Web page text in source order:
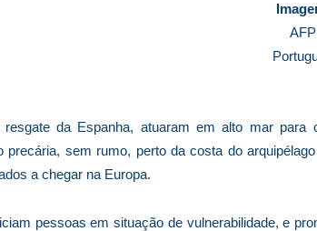
AFP
resgate da Espanha, atuaram em alto mar
precária, sem rumo, perto da costa do
a chegar na Europa.
pessoas em situação de vulnerabilidade, e